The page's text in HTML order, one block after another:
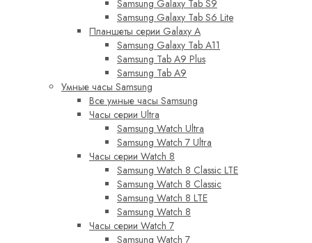
Samsung Galaxy Tab S9
Samsung Galaxy Tab S6 Lite
Планшеты серии Galaxy A
Samsung Galaxy Tab A11
Samsung Tab A9 Plus
Samsung Tab A9
Умные часы Samsung
Все умные часы Samsung
Часы серии Ultra
Samsung Watch Ultra
Samsung Watch 7 Ultra
Часы серии Watch 8
Samsung Watch 8 Classic LTE
Samsung Watch 8 Classic
Samsung Watch 8 LTE
Samsung Watch 8
Часы серии Watch 7
Samsung Watch 7